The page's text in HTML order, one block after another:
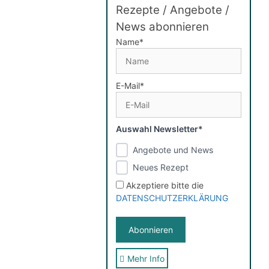
Rezepte / Angebote /
News abonnieren
Name*
E-Mail*
Auswahl Newsletter*
Angebote und News
Neues Rezept
Akzeptiere bitte die
DATENSCHUTZERKLÄRUNG
Sie erhalten nach der
Mehr Info